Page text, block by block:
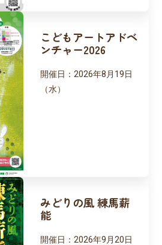
こどもアートアドベ
ンチャー2026
開催日： 2026年8月19日
（水）
みどりの風 練馬薪
能
開催日： 2026年9月20日